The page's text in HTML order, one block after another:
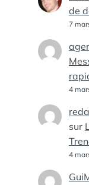
de
7
4
sur
4